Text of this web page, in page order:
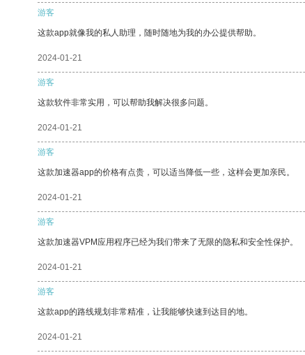
游客
这款app就像我的私人助理，随时随地为我的办公提供帮助。
2024-01-21
游客
这款软件非常实用，可以帮助我解决很多问题。
2024-01-21
游客
这款加速器app的价格有点贵，可以适当降低一些，这样会更加亲民。
2024-01-21
游客
这款加速器VPM应用程序已经为我们带来了无限的隐私和安全性保护。
2024-01-21
游客
这款app的路线规划非常精准，让我能够快速到达目的地。
2024-01-21